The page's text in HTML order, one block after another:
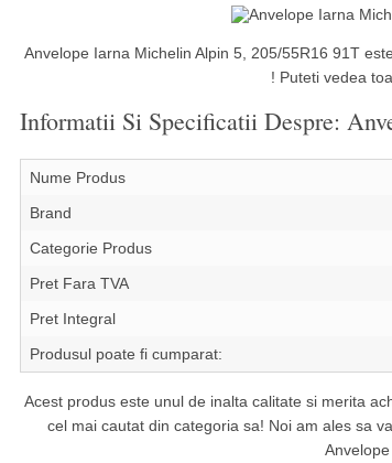
Anvelope Iarna Michelin Alpin 5, 205/55R16 91T
! Puteti vedea
Informatii Si Specificatii Despre:
Nume Produs
Brand
Categorie Produs
Pret Fara TVA
Pret Integral
Produsul poate fi cumparat:
Acest produs este unul de inalta calitate si merita
cel mai cautat din categoria sa! Noi am ales sa